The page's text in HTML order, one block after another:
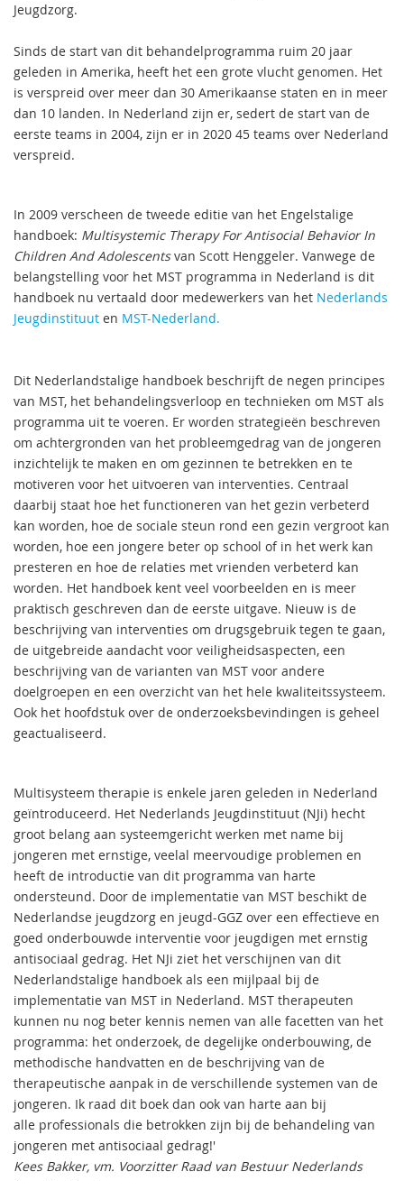
Jeugdzorg.
Sinds de start van dit behandelprogramma ruim 20 jaar
geleden in Amerika, heeft het een grote vlucht genomen. Het
is verspreid over meer dan 30 Amerikaanse staten en in meer
dan 10 landen. In Nederland zijn er, sedert de start van de
eerste teams in 2004, zijn er in 2020 45 teams over Nederland
verspreid.
In 2009 verscheen de tweede editie van het Engelstalige
handboek: Multisystemic Therapy For Antisocial Behavior In
Children And Adolescentsvan Scott Henggeler. Vanwege de
belangstelling voor het MST programma in Nederland is dit
handboek nu vertaald door medewerkers van het Nederlands
Jeugdinstituut en MST-Nederland.
Dit Nederlandstalige handboek beschrijft de negen principes
van MST, het behandelingsverloop en technieken om MST als
programma uit te voeren. Er worden strategieën beschreven
om achtergronden van het probleemgedrag van de jongeren
inzichtelijk te maken en om gezinnen te betrekken en te
motiveren voor het uitvoeren van interventies. Centraal
daarbij staat hoe het functioneren van het gezin verbeterd
kan worden, hoe de sociale steun rond een gezin vergroot kan
worden, hoe een jongere beter op school of in het werk kan
presteren en hoe de relaties met vrienden verbeterd kan
worden. Het handboek kent veel voorbeelden en is meer
praktisch geschreven dan de eerste uitgave. Nieuw is de
beschrijving van interventies om drugsgebruik tegen te gaan,
de uitgebreide aandacht voor veiligheidsaspecten, een
beschrijving van de varianten van MST voor andere
doelgroepen en een overzicht van het hele kwaliteitssysteem.
Ook het hoofdstuk over de onderzoeksbevindingen is geheel
geactualiseerd.
Multisysteem therapie is enkele jaren geleden in Nederland
geïntroduceerd. Het Nederlands Jeugdinstituut (NJi) hecht
groot belang aan systeemgericht werken met name bij
jongeren met ernstige, veelal meervoudige problemen en
heeft de introductie van dit programma van harte
ondersteund. Door de implementatie van MST beschikt de
Nederlandse jeugdzorg en jeugd-GGZ over een effectieve en
goed onderbouwde interventie voor jeugdigen met ernstig
antisociaal gedrag. Het NJi ziet het verschijnen van dit
Nederlandstalige handboek als een mijlpaal bij de
implementatie van MST in Nederland. MST therapeuten
kunnen nu nog beter kennis nemen van alle facetten van het
programma: het onderzoek, de degelijke onderbouwing, de
methodische handvatten en de beschrijving van de
therapeutische aanpak in de verschillende systemen van de
jongeren. Ik raad dit boek dan ook van harte aan bij
alle professionals die betrokken zijn bij de behandeling van
jongeren met antisociaal gedrag!'
Kees Bakker, vm. Voorzitter Raad van Bestuur Nederlands